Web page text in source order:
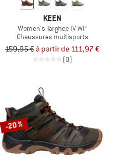
KEEN
Women's Targhee IV WP
Chaussures multisports
159,95 € à partir de 111,97 €
(0)
-20 %